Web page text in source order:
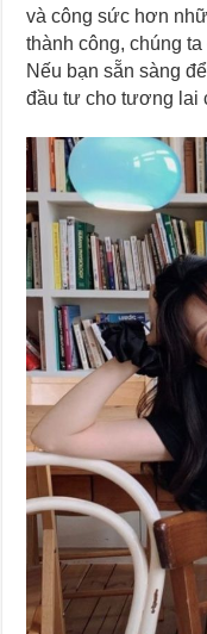
và công sức hơn
thành công, chúng
Nếu bạn sẵn sàng
đầu tư cho tương lai